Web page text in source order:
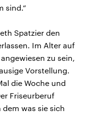
sind.“
Spatzier den
Im Alter auf
zu sein,
Vorstellung.
die Woche und
Friseurberuf
was sie sich